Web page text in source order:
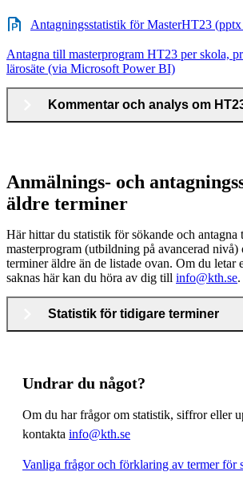
Antagningsstatistik för MasterHT23
Antagna till masterprogram HT23 per skola,
lärosäte (via Microsoft Power BI)
Kommentar och analys om
Anmälnings- och
äldre terminer
Här hittar du statistik för sökande och
masterprogram (utbildning på avancerad
terminer äldre än de listade ovan. Om du letar
saknas här kan du höra av dig till info@kth.se.
Statistik för tidigare terminer
Undrar du något?
Om du har frågor om statistik, siffror eller
kontakta info@kth.se
Vanliga frågor och förklaring av termer för